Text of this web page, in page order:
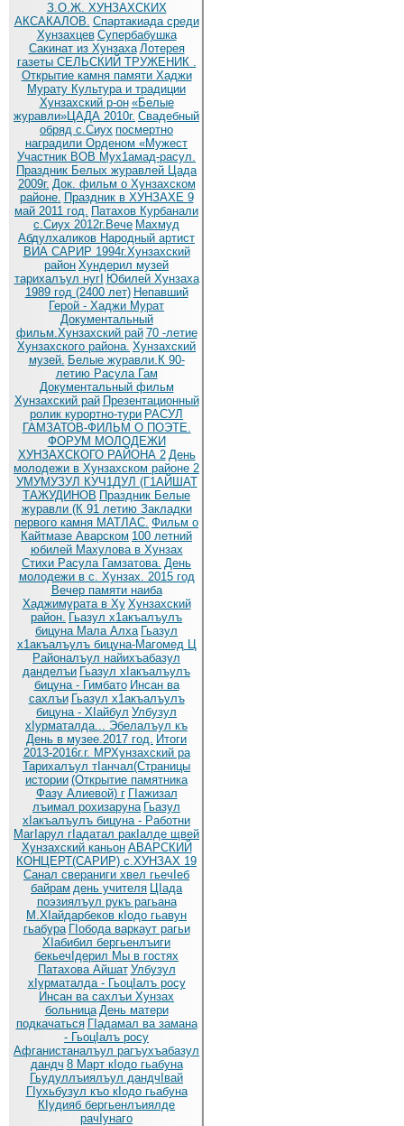
З.О.Ж. ХУНЗАХСКИХ
АКСАКАЛОВ. Спартакиада среди
Хунзахцев Супербабушка
Сакинат из Хунзаха Лотерея
газеты СЕЛЬСКИЙ ТРУЖЕНИК .
Открытие камня памяти Хаджи
Мурату Культура и традиции
Хунзахский р-он «Белые
журавли»ЦАДА 2010г. Cвадебный
обряд c.Сиух посмертно
наградили Орденом «Мужест
Участник ВОВ Мух1амад-расул.
Праздник Белых журавлей Цада
2009г. Док. фильм о Хунзахском
районе. Праздник в ХУНЗАХЕ 9
май 2011 год. Патахов Курбанали
с.Сиух 2012г.Вече Махмуд
Абдулхаликов Народный артист
ВИА САРИР 1994г.Хунзахский
район Хундерил музей
тарихалъул нугI Юбилей Хунзаха
1989 год (2400 лет) Непавший
Герой - Хаджи Мурат
Документальный
фильм.Хунзахский рай 70 -летие
Хунзахского района. Хунзахский
музей. Белые журавли.К 90-
летию Расула Гам
Документальный фильм
Хунзахский рай Презентационный
ролик курортно-тури РАСУЛ
ГАМЗАТОВ-ФИЛЬМ О ПОЭТЕ.
ФОРУМ МОЛОДЕЖИ
ХУНЗАХСКОГО РАЙОНА 2 День
молодежи в Хунзахском районе 2
УМУМУЗУЛ КУЧ1ДУЛ (Г1АЙШАТ
ТАЖУДИНОВ Праздник Белые
журавли (К 91 летию Закладки
первого камня МАТЛАС. Фильм о
Кайтмазе Аварском 100 летний
юбилей Махулова в Хунзах
Стихи Расула Гамзатова. День
молодежи в с. Хунзах. 2015 год
Вечер памяти наиба
Хаджимурата в Ху Хунзахский
район. Гьазул х1акъалъулъ
бицуна Мала Алха Гьазул
х1акъалъулъ бицуна-Магомед Ц
Районалъул найихъабазул
данделъи Гьазул хIакъалъулъ
бицуна - Гимбато Инсан ва
сахлъи Гьазул х1акъалъулъ
бицуна - ХIайбул Улбузул
хIурматалда... Эбелалъул къ
День в музее.2017 год. Итоги
2013-2016г.г. МРХунзахский ра
Тарихалъул тIанчал(Страницы
истории (Открытие памятника
Фазу Алиевой) г ГIажизал
лъимал рохизаруна Гьазул
хIакъалъулъ бицуна - Работни
МагIарул гIадатал ракIалде щвей
Хунзахский каньон АВАРСКИЙ
КОНЦЕРТ(САРИР) с.ХУНЗАХ 19
Санал свераниги хвел гьечIеб
байрам день учителя ЦIада
поэзиялъул рукъ рагьана
М.ХIайдарбеков кIодо гьавун
гьабура ГIобода варкаут рагьи
ХIабибил бергьенлъиги
бекьечIдерил Мы в гостях
Патахова Айшат Улбузул
хIурматалда - ГьоцIалъ росу
Инсан ва сахлъи Хунзах
больница День матери
подкачаться ГIадамал ва замана
- ГьоцIалъ росу
Афганистаналъул рагъухъабазул
дандч 8 Март кIодо гьабуна
Гьудуллъиялъул дандчIвай
ГIухьбузул къо кIодо гьабуна
КIудияб бергьенлъиялде
рачIунаго